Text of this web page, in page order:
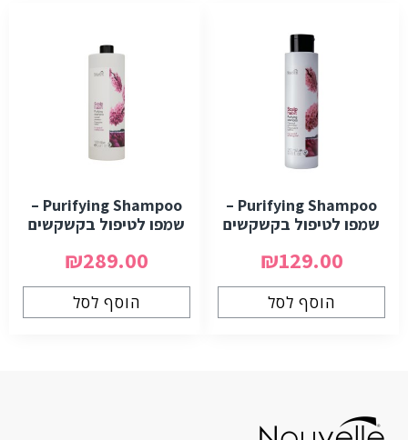
Purifying Shampoo –
שמפו לטיפול בקשקשים
₪129.00
הוסף לסל
Purifying Shampoo –
שמפו לטיפול בקשקשים
₪289.00
הוסף לסל